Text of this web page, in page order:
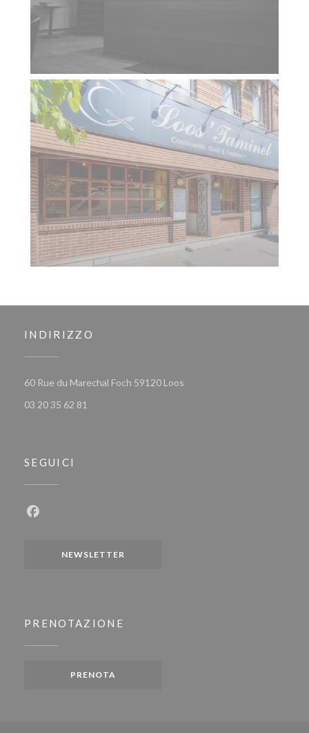
INDIRIZZO
60 Rue du Marechal Foch 59120 Loos
03 20 35 62 81
SEGUICI
NEWSLETTER
PRENOTAZIONE
PRENOTA